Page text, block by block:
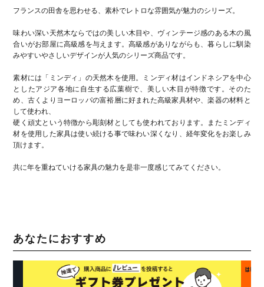
フランスの田舎を思わせる、素朴でレトロな雰囲気が魅力のシリーズ。
味わい深い天然木ならではの美しい木目や、ヴィンテージ感のある木の風
合いがお部屋に高級感を与えます。高級感がありながらも、暮らしに馴染
みやすいやさしいデザインが人気のシリーズ商品です。
素材には「ミンディ」の天然木を使用。ミンディ材はインドネシアを中心
としたアジア各地に自生する広葉樹で、美しい木目が特徴です。そのた
め、古くよりヨーロッパの富裕層に好まれた高級家具材や、楽器の材料と
して使われ、
硬く頑丈という特徴から彫刻材としても使われております。またミンディ
材を使用した家具は使い続ける事で味わい深くなり、経年変化をお楽しみ
頂けます。
共に年を重ねていける家具の魅力を是非一度感じてみてください。
あなたにおすすめ